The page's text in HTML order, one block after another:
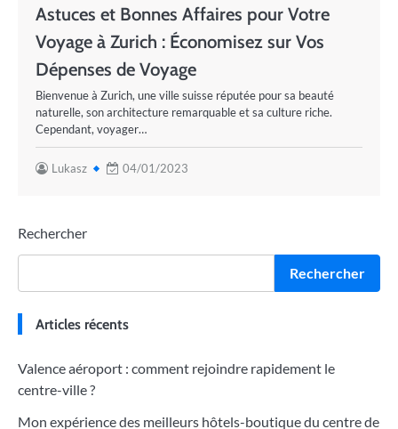
Astuces et Bonnes Affaires pour Votre
Voyage à Zurich : Économisez sur Vos
Dépenses de Voyage
Bienvenue à Zurich, une ville suisse réputée pour sa beauté
naturelle, son architecture remarquable et sa culture riche.
Cependant, voyager…
Lukasz 04/01/2023
Rechercher
Rechercher
Articles récents
Valence aéroport : comment rejoindre rapidement le
centre-ville ?
Mon expérience des meilleurs hôtels-boutique du centre de